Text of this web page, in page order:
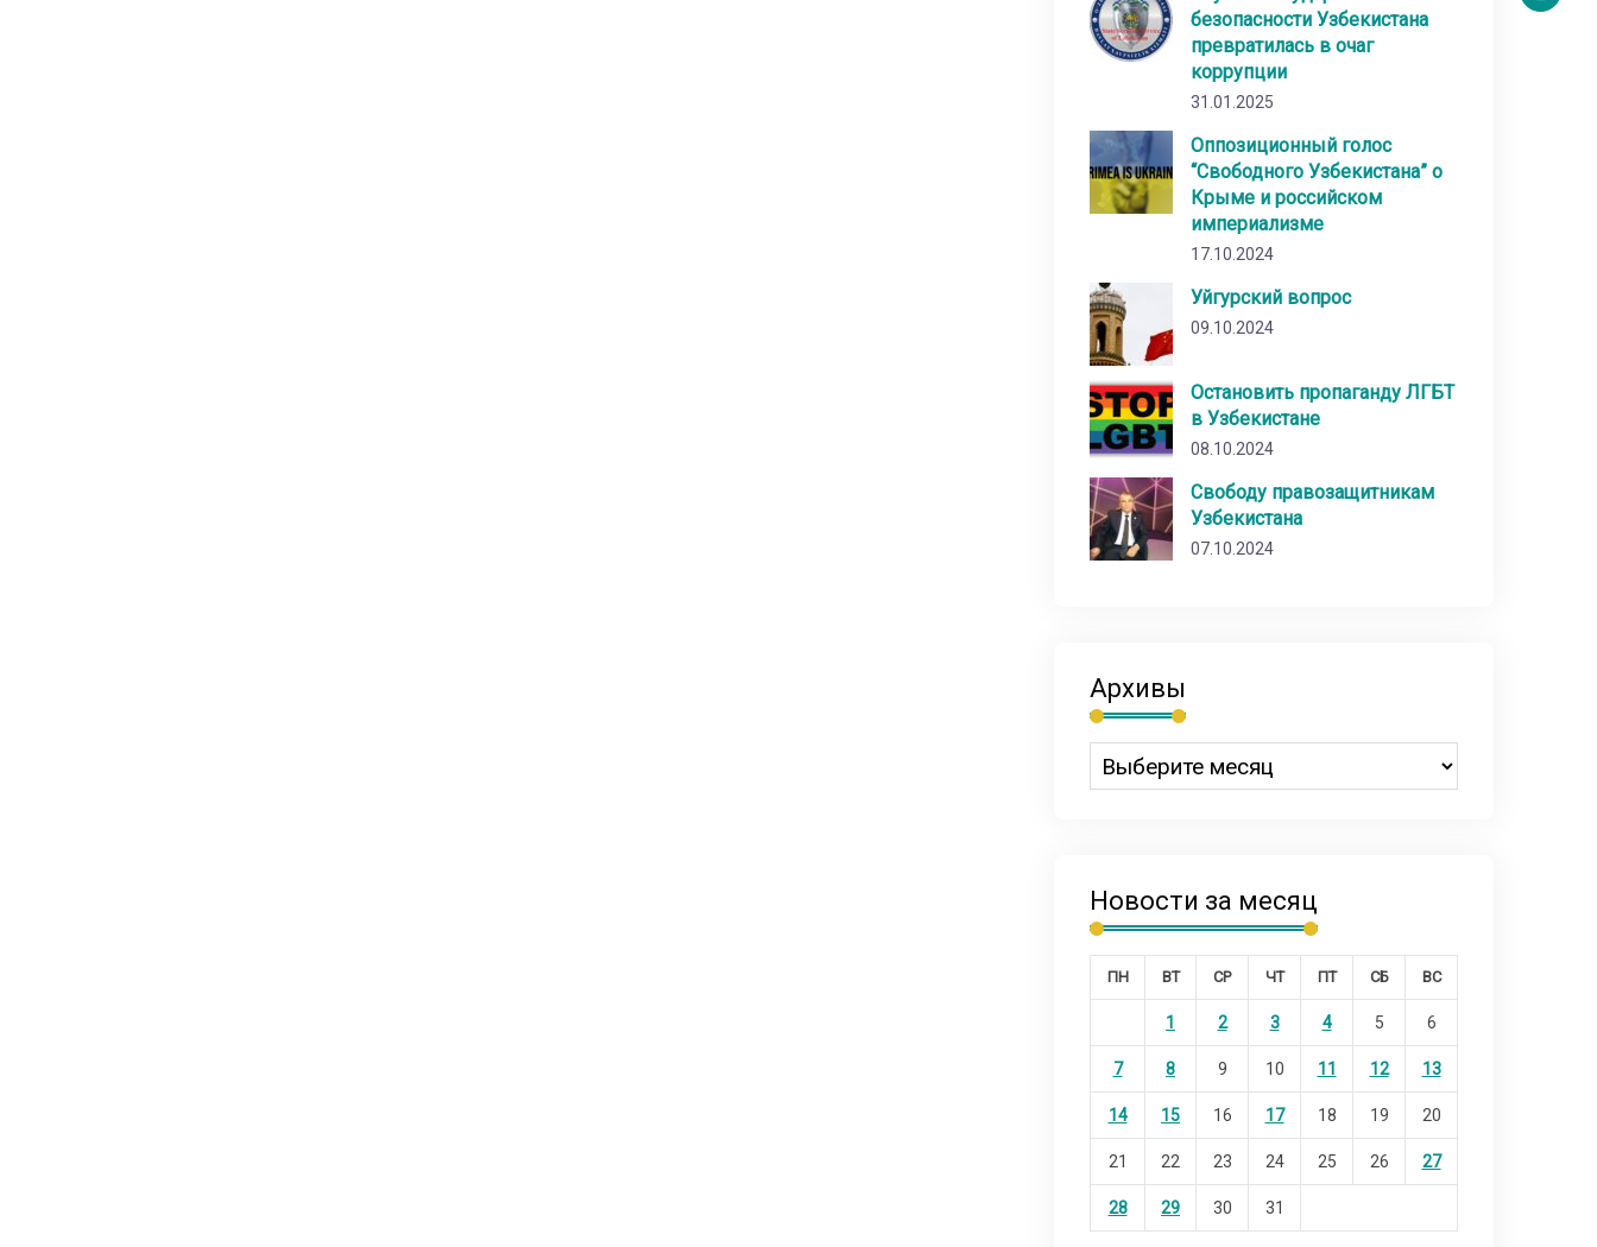
безопасности Узбекистана
превратилась в очаг
коррупции
31.01.2025
Оппозиционный голос
“Свободного Узбекистана” о
Крыме и российском
империализме
17.10.2024
Уйгурский вопрос
09.10.2024
Остановить пропаганду ЛГБТ
в Узбекистане
08.10.2024
Свободу правозащитникам
Узбекистана
07.10.2024
Архивы
Новости за месяц
ПН ВТ СР ЧТ ПТ СБ ВС
1 2 3 4 5 6
7 8 9 10 11 12 13
14 15 16 17 18 19 20
21 22 23 24 25 26 27
28 29 30 31